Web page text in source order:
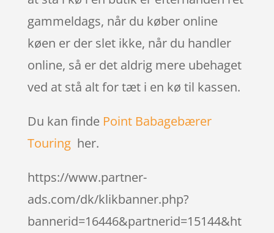
gammeldags, når du køber online
køen er der slet ikke, når du handler
online, så er det aldrig mere ubehaget
ved at stå alt for tæt i en kø til kassen.
Du kan finde Point Babagebærer
Touringher.
https://www.partner-
ads.com/dk/klikbanner.php?
bannerid=16446&partnerid=15144&ht